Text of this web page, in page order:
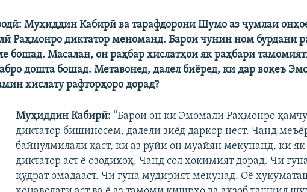
:Муҳиддин Кабирӣ ва тарафдорони Шумо аз ҷумлаи
Раҳмонро диктатор меноманд. Барои чунин ном бурдани
бошад. Масалан, он раҳбар хислатҳои як раҳбари
дошта бошад. Метавонед, далел биёред, ки дар воқеъ
хислату рафторҳоро дорад?
Муҳиддин Кабирӣ: “Барои он ки Эмомалӣ Раҳмонро
диктатор бишиносем, далели зиёд даркор нест. Чанд
байнулмилалӣ ҳаст, ки аз рӯйи он муайян мекунанд, ки як
диктатор аст ё озодихоҳ. Чанд сол ҳокимият дорад. Чӣ
қудрат омадааст. Чӣ гуна мудирият мекунад. Оё